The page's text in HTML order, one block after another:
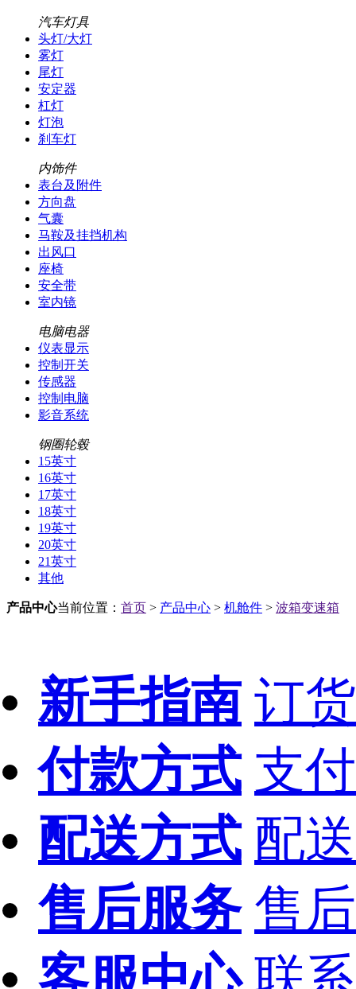
汽车灯具
头灯/大灯
雾灯
尾灯
安定器
杠灯
灯泡
刹车灯
内饰件
表台及附件
方向盘
气囊
马鞍及挂挡机构
出风口
座椅
安全带
室内镜
电脑电器
仪表显示
控制开关
传感器
控制电脑
影音系统
钢圈轮毂
15英寸
16英寸
17英寸
18英寸
19英寸
20英寸
21英寸
其他
产品中心当前位置： 首页 > 产品中心 > 机舱件 > 波箱变速箱
新手指南 订
付款方式 支
配送方式 配
售后服务 售